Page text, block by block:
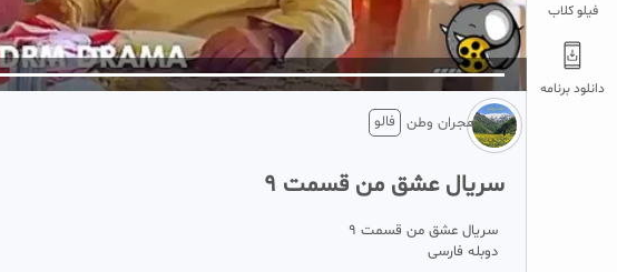
فیلو کلاب
دانلود برنامه
5
تبلیغ 1 از 2
هجران وطن فالو
سریال عشق من قسمت ۹
سریال عشق من قسمت ۹
دوبله فارسی